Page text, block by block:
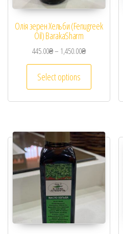
Олія зерен Хельби (Fenugreek
Oil) BarakaSharm
445.00₴– 1,450.00₴
Select options